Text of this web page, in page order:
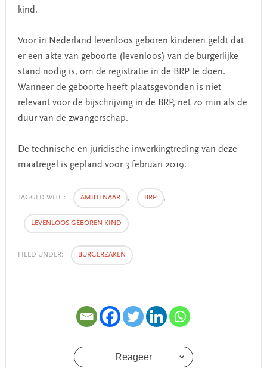
kind.
Voor in Nederland levenloos geboren kinderen geldt dat
er een akte van geboorte (levenloos) van de burgerlijke
stand nodig is, om de registratie in de BRP te doen.
Wanneer de geboorte heeft plaatsgevonden is niet
relevant voor de bijschrijving in de BRP, net zo min als de
duur van de zwangerschap.
De technische en juridische inwerkingtreding van deze
maatregel is gepland voor 3 februari 2019.
TAGGED WITH: AMBTENAAR , BRP ,
LEVENLOOS GEBOREN KIND
FILED UNDER: BURGERZAKEN
Reageer